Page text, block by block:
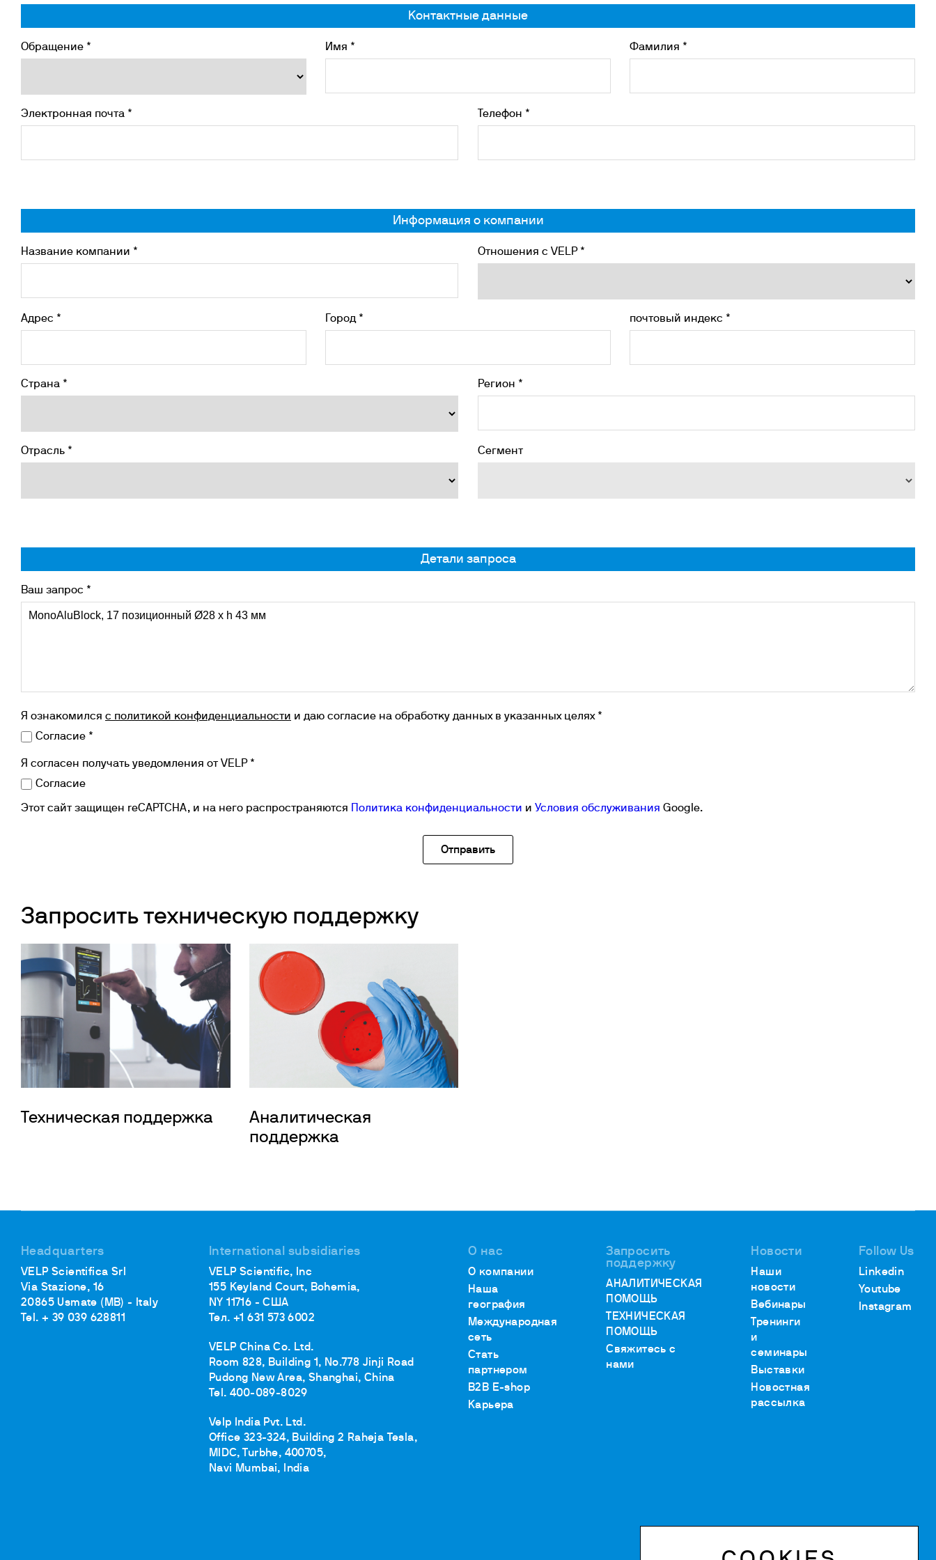
Турбидиметры
Контактные данные
Обращение * Имя * Фамилия *
Электронная почта * Телефон *
Информация о компании
Название компании * Отношения с VELP *
Адрес * Город * почтовый индекс *
Страна * Регион *
Отрасль * Сегмент
Детали запроса
Ваш запрос *
Я ознакомился с политикой конфиденциальности и даю согласие на обработку данных в указанных целях *
Согласие *
Я согласен получать уведомления от VELP *
Согласие
Этот сайт защищен reCAPTCHA, и на него распространяются Политика конфиденциальности и Условия обслуживания Google.
Запросить техническую поддержку
Техническая поддержка
Аналитическая
поддержка
Headquarters
VELP Scientifica Srl
Via Stazione, 16
20865 Usmate (MB) - Italy
Tel. + 39 039 628811
International subsidiaries
VELP Scientific, Inc
155 Keyland Court, Bohemia,
NY 11716 - США
Тел. +1 631 573 6002
VELP China Co. Ltd.
Room 828, Building 1, No.778 Jinji Road
Pudong New Area, Shanghai, China
Tel. 400-089-8029
Velp India Pvt. Ltd.
Office 323-324, Building 2 Raheja Tesla,
MIDC, Turbhe, 400705,
Navi Mumbai, India
О нас
О компании
Наша
география
Международная
сеть
Стать
партнером
B2B E-shop
Карьера
Запросить
поддержку
АНАЛИТИЧЕСКАЯ
ПОМОЩЬ
ТЕХНИЧЕСКАЯ
ПОМОЩЬ
Свяжитесь с
нами
Новости
Наши
новости
Вебинары
Тренинги
и
семинары
Выставки
Новостная
рассылка
Follow Us
Linkedin
Youtube
Instagram